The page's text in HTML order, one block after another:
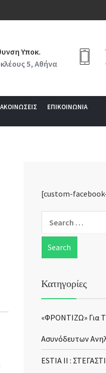
Υποκ.
5, Αθήνα
ΕΠΙΚΟΙΝΩΝΙΑ
[custom-
Κατηγορίες
«ΦΡΟΝΤΙΖΩ» Για
Ασυνόδευτων
ESTIA II :